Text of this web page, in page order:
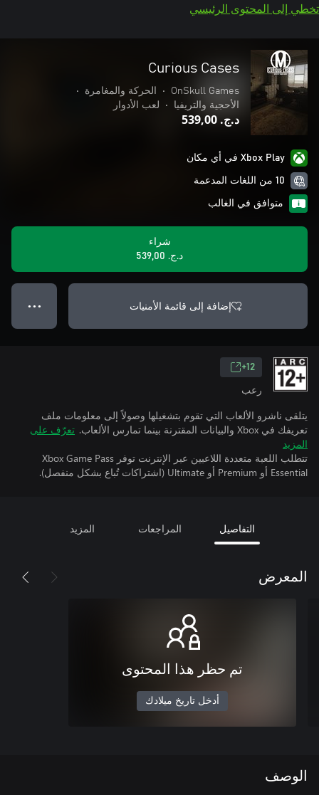
تخطي إلى المحتوى الرئيسي
Curious Cases
OnSkull Games
• الحركة والمغامرة
•
الأحجية والتريفيا
• لعب الأدوار
د.ج.‏ 539,00
Xbox Play في أي مكان
10 من اللغات المدعمة
متوافق في الغالب
شراء
د.ج.‏ 539,00
إضافة إلى قائمة الأمنيات ● ● ●
12+
رعب
يتلقى ناشرو الألعاب التي تقوم بتشغيلها وصولاً إلى معلومات ملف
تعريفك في Xbox والبيانات المقترنة بينما تمارس الألعاب.
تعرّف على
المزيد
تتطلب اللعبة متعددة اللاعبين عبر الإنترنت توفر Xbox Game Pass
Essential أو Premium أو Ultimate (اشتراكات تُباع بشكل منفصل).
التفاصيل المراجعات المزيد
المعرض
تم حظر هذا المحتوى
أدخل تاريخ ميلادك
الوصف